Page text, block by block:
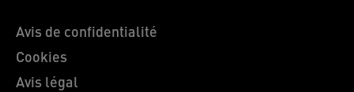
Avis de confidentialité
Cookies
Avis légal